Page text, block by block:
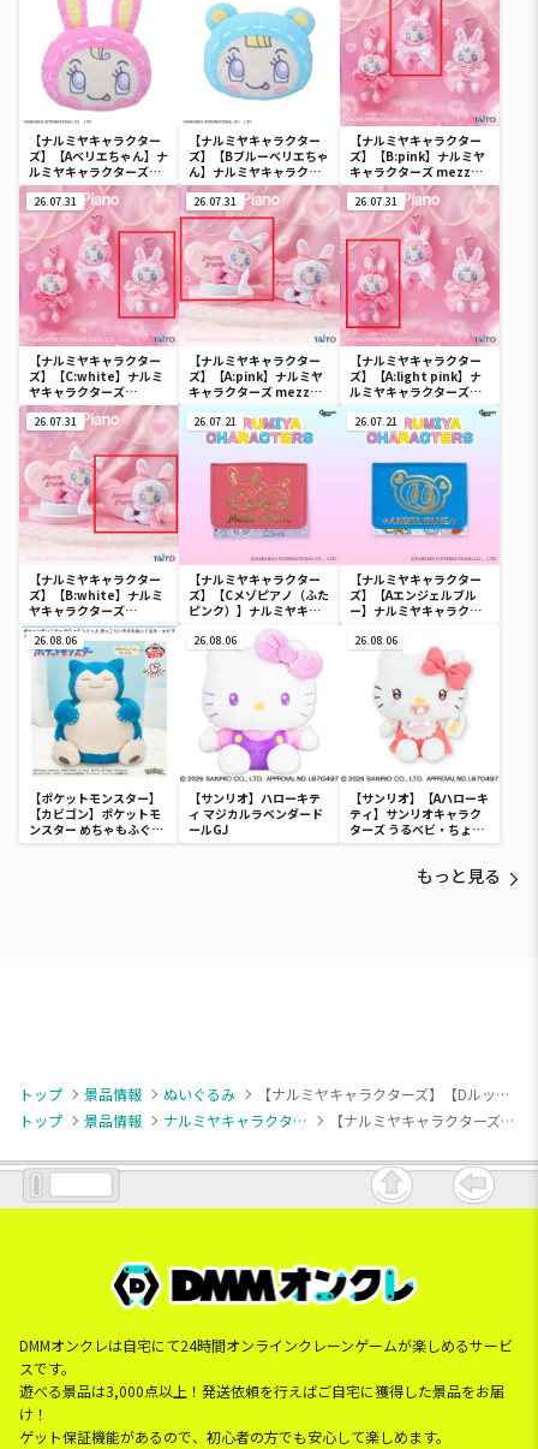
【ナルミヤキャラクター
ズ】【Aベリエちゃん】ナ
ルミヤキャラクターズ
[PtZ]フェイスクッショ
ン‐ベリエちゃん‐
【ナルミヤキャラクター
ズ】【Bブルーベリエちゃ
ん】ナルミヤキャラクタ
ーズ [PtZ]フェイスクッ
ション‐ベリエちゃん‐
【ナルミヤキャラクター
ズ】【B:pink】ナルミヤ
キャラクターズ mezzo
piano ぬいぐるみマスコ
ット ～Ribbon～
26.07.31
【ナルミヤキャラクター
ズ】【C:white】ナルミ
ヤキャラクターズ
mezzo piano ぬいぐる
みマスコット ～Ribbon
～
26.07.31
【ナルミヤキャラクター
ズ】【A:pink】ナルミヤ
キャラクターズ mezzo
piano withぬいぐるみ
～Ribbon～
26.07.31
【ナルミヤキャラクター
ズ】【A:light pink】ナ
ルミヤキャラクターズ
mezzo piano ぬいぐる
みマスコット ～Ribbon
26.07.31
【ナルミヤキャラクター
ズ】【B:white】ナルミ
ヤキャラクターズ
mezzo piano withぬい
ぐるみ ～Ribbon～
26.07.21
【ナルミヤキャラクター
ズ】【Cメゾピアノ（ふた
ピンク）】ナルミヤキャ
ラクターズ ミニウォレッ
ト
26.07.21
【ナルミヤキャラクター
ズ】【Aエンジェルブル
ー】ナルミヤキャラクタ
26.08.06
【ポケットモンスター】
【カビゴン】ポケットモ
ンスター めちゃもふぐっ
と ほっこりいやされぬい
26.08.06
【サンリオ】ハローキテ
ィ マジカルラベンダード
ールGJ
26.08.06
【サンリオ】【Aハローキ
ティ】サンリオキャラク
ターズ うるベビ・ちょい
デカドール
もっと見る
トップ 景品情報 ぬいぐるみ
【ナルミヤキャラクターズ】【Dルッキー】ナルミヤキャラクターズ もこもこミニぬいぐるみ（EX）
トップ
景品情報 ナルミヤキャラクターズ 【ナルミヤキャラクターズ】【Dルッキー】ナルミヤキャラクターズ もこもこミニぬいぐるみ（EX）
DMMオンクレは自宅にて24時間オンラインクレーンゲームが楽しめるサービ
スです。
遊べる景品は3,000点以上！発送依頼を行えばご自宅に獲得した景品をお届
け！
ゲット保証機能があるので、初心者の方でも安心して楽しめます。